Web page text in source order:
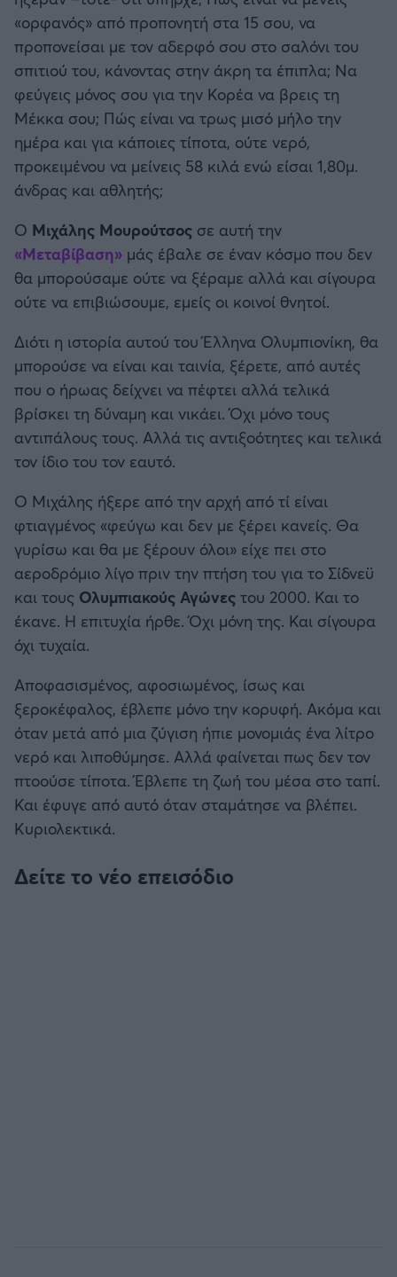
Δημήτρης Τσορμπατζόγλου
Άρης
Λεβαδειακός
ΟΦΗ
Βόλος
Κηφισιά
Αστέρας Τρίπολης
Παναιτωλικός
Καλαμάτα
Ηρακλής
Μπαρτσελόνα
Ρεάλ Μαδρίτης
Ατλέτικο Μαδρίτης
Μάντσεστερ Γιουνάιτεντ
Μάντσεστερ Σίτι
Λίβερπουλ
Τσέλσι
Άρσεναλ
Γιουβέντους
Συνεντεύξεις
Μεγάλη μου Αγάπη
Μια Ιστορία από την Πόλη
«ορφανός» από προπονητή στα 15 σου, να
προπονείσαι με τον αδερφό σου στο σαλόνι του
σπιτιού του, κάνοντας στην άκρη τα έπιπλα; Να
φεύγεις μόνος σου για την Κορέα να βρεις τη
Μέκκα σου; Πώς είναι να τρως μισό μήλο την
ημέρα και για κάποιες τίποτα, ούτε νερό,
προκειμένου να μείνεις 58 κιλά ενώ είσαι 1,80μ.
άνδρας και αθλητής;
Ο Μιχάλης Μουρούτσος σε αυτή την
«Μεταβίβαση» μάς έβαλε σε έναν κόσμο που δεν
θα μπορούσαμε ούτε να ξέραμε αλλά και σίγουρα
ούτε να επιβιώσουμε, εμείς οι κοινοί θνητοί.
Διότι η ιστορία αυτού του Έλληνα Ολυμπιονίκη, θα
μπορούσε να είναι και ταινία, ξέρετε, από αυτές
που ο ήρωας δείχνει να πέφτει αλλά τελικά
βρίσκει τη δύναμη και νικάει. Όχι μόνο τους
αντιπάλους τους. Αλλά τις αντιξοότητες και τελικά
τον ίδιο του τον εαυτό.
Ο Μιχάλης ήξερε από την αρχή από τί είναι
φτιαγμένος «φεύγω και δεν με ξέρει κανείς. Θα
γυρίσω και θα με ξέρουν όλοι» είχε πει στο
αεροδρόμιο λίγο πριν την πτήση του για το Σίδνεϋ
και τους Ολυμπιακούς Αγώνες του 2000. Και το
έκανε. Η επιτυχία ήρθε. Όχι μόνη της. Και σίγουρα
όχι τυχαία.
Αποφασισμένος, αφοσιωμένος, ίσως και
ξεροκέφαλος, έβλεπε μόνο την κορυφή. Ακόμα και
όταν μετά από μια ζύγιση ήπιε μονομιάς ένα λίτρο
νερό και λιποθύμησε. Αλλά φαίνεται πως δεν τον
πτοούσε τίποτα. Έβλεπε τη ζωή του μέσα στο ταπί.
Και έφυγε από αυτό όταν σταμάτησε να βλέπει.
Κυριολεκτικά.
Δείτε το νέο επεισόδιο